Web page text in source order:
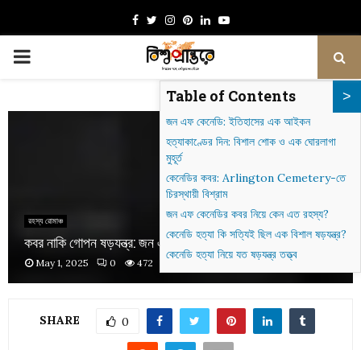
Facebook
TwitterInstagram
Pinterest
LinkedinYoutube
PRIMARY
রহস্য রোমাঞ্চ
কবর নাকি গোপন ষড়যন্ত্র: জন এফ কেনেডির সমাধি
May 1, 2025 0 472
SHARE 0
Table of Contents
জন এফ কেনেডি: ইতিহাসের এক আইকন
হত্যাকাণ্ডের দিন: বিশাল শোক ও এক ঘোরলাগা
মুহূর্ত
কেনেডির কবর: Arlington Cemetery-তে
চিরস্থায়ী বিশ্রাম
জন এফ কেনেডির কবর নিয়ে কেন এত রহস্য?
কেনেডি হত্যা কি সত্যিই ছিল এক বিশাল ষড়যন্ত্র?
কেনেডি হত্যা নিয়ে যত ষড়যন্ত্র তত্ত্ব